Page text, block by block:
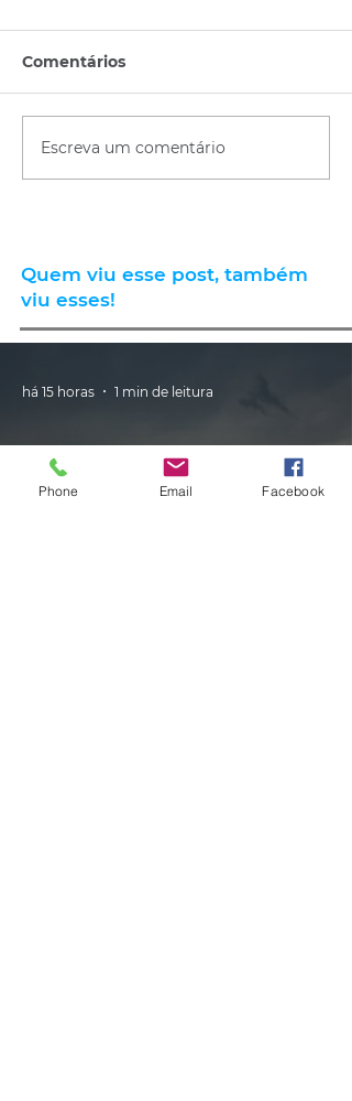
Comentários
Escreva um comentário
Quem viu esse post, também
viu esses!
há 15 horas 1 min de leitura
Phone Email Facebook